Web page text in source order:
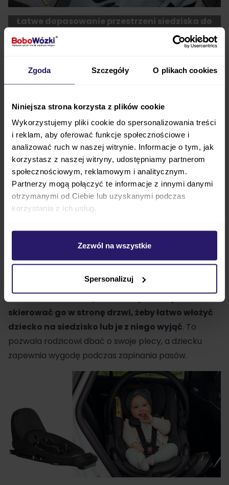
Zgoda Szczegóły O plikach cookies
Niniejsza strona korzysta z plików cookie
Wykorzystujemy pliki cookie do spersonalizowania treści
i reklam, aby oferować funkcje społecznościowe i
analizować ruch w naszej witrynie. Informacje o tym, jak
korzystasz z naszej witryny, udostępniamy partnerom
społecznościowym, reklamowym i analitycznym.
Partnerzy mogą połączyć te informacje z innymi danymi
otrzymanymi od Ciebie lub uzyskanymi podczas
korzystania z ich usług.
Zezwól na wszystkie
Spersonalizuj
Łatwe dopasowanie przestrzeni siedziska do
18. miesiąca życia. Zostało wykonane w taki sposób,
żeby łatwo było dostosować je do rosnącego
poduszki. Możesz też podnieść zagłówek, gdy
maluch będzie rosnąć.
Możliwość obrotu dzięki bazie
Fotelik zamontowany na bazie ISOFIX możesz
skierować go w stronę drzwi, żeby łatwo włożyć
dziecko na siedzisko lub je z niego wyjąć. To
pozwala rodzicowi dbać o swoje plecy, a dziecku
zapewnia wygodę podczas zapinania pasów.